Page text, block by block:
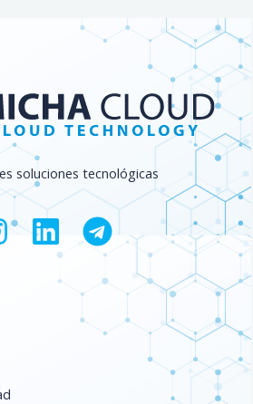
soluciones tecnológicas